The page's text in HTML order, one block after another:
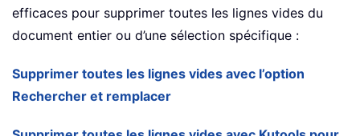
efficaces pour supprimer toutes les lignes vides du
document entier ou d’une sélection spécifique :
Supprimer toutes les lignes vides avec l’option
Rechercher et remplacer